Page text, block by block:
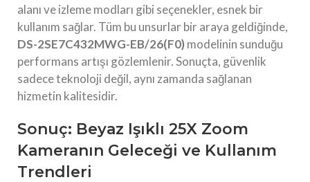
alanı ve izleme modları gibi seçenekler, esnek bir
kullanım sağlar. Tüm bu unsurlar bir araya geldiğinde,
DS-2SE7C432MWG-EB/26(F0) modelinin sunduğu
performans artışı gözlemlenir. Sonuçta, güvenlik
sadece teknoloji değil, aynı zamanda sağlanan
hizmetin kalitesidir.
Sonuç: Beyaz Işıklı 25X Zoom
Kameranın Geleceği ve Kullanım
Trendleri